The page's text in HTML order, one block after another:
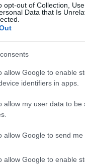
opt-out of Collection,
Data that Is
allow Google to enable
identifiers in apps.
allow my user data to
allow Google to send me
allow Google to enable
στιγμιαία
φορές)
Αυτό έχει ως
μέχρι και
περιπτώσεων